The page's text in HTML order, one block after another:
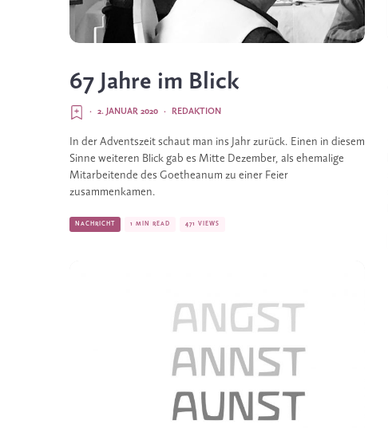
67 Jahre im Blick
REDAKTION
·
2. JANUAR 2020
·
In der Adventszeit schaut man ins Jahr zurück. Einen in diesem
Sinne weiteren Blick gab es Mitte Dezember, als ehemalige
Mitarbeitende des Goetheanum zu einer Feier
zusammenkamen.
NACHRICHT 1 MIN READ 471 VIEWS